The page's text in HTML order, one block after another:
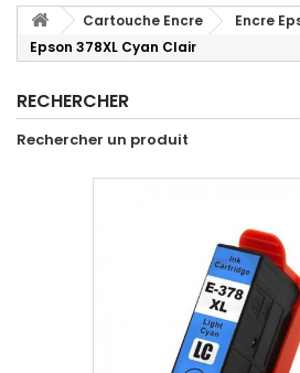
Cartouche Encre Encre
Epson 378XL Cyan Clair
RECHERCHER
Rechercher un produit